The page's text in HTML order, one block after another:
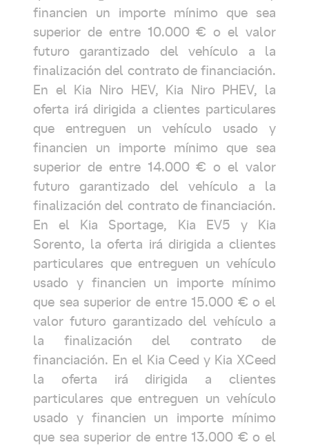
financien un importe mínimo que sea
superior de entre 10.000 € o el valor
futuro garantizado del vehículo a la
finalización del contrato de financiación.
En el Kia Niro HEV, Kia Niro PHEV, la
oferta irá dirigida a clientes particulares
que entreguen un vehículo usado y
financien un importe mínimo que sea
superior de entre 14.000 € o el valor
futuro garantizado del vehículo a la
finalización del contrato de financiación.
En el Kia Sportage, Kia EV5 y Kia
Sorento, la oferta irá dirigida a clientes
particulares que entreguen un vehículo
usado y financien un importe mínimo
que sea superior de entre 15.000 € o el
valor futuro garantizado del vehículo a
la finalización del contrato de
financiación. En el Kia Ceed y Kia XCeed
la oferta irá dirigida a clientes
particulares que entreguen un vehículo
usado y financien un importe mínimo
que sea superior de entre 13.000 € o el